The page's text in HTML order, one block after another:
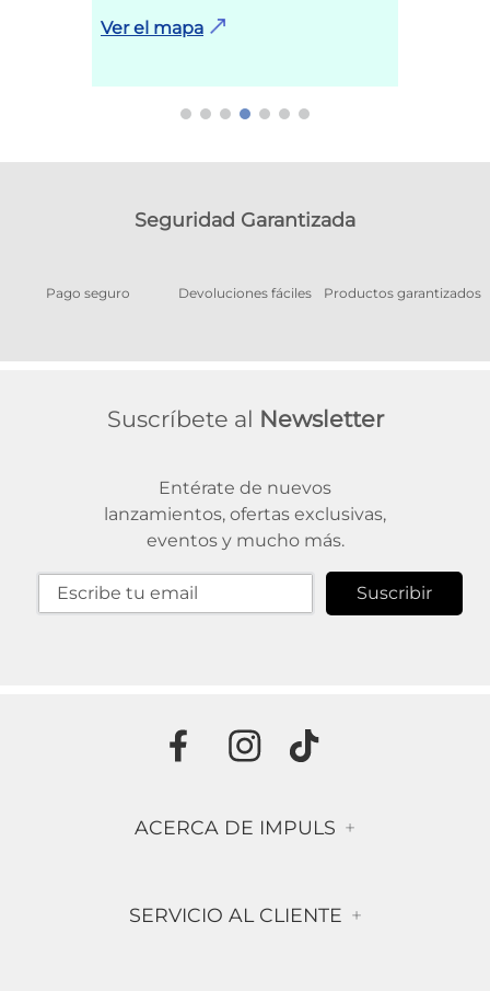
Ver el mapa
Seguridad Garantizada
Pago seguro Devoluciones fáciles Productos garantizados
Suscríbete al Newsletter
Entérate de nuevos
lanzamientos, ofertas exclusivas,
eventos y mucho más.
Suscribir
ACERCA DE IMPULS +
SERVICIO AL CLIENTE +